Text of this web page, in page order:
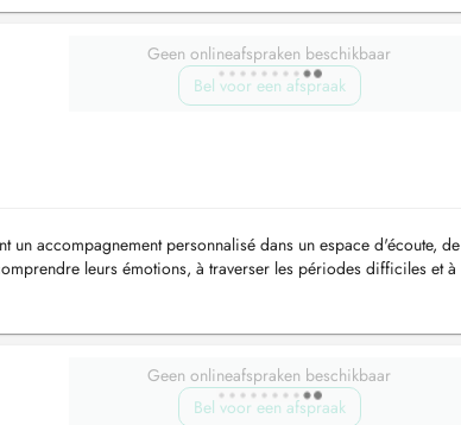
Geen onlineafspraken beschikbaar
Bel voor een afspraak
un accompagnement personnalisé dans un espace d'écoute, de
leurs émotions, à traverser les périodes difficiles et à
Geen onlineafspraken beschikbaar
Bel voor een afspraak